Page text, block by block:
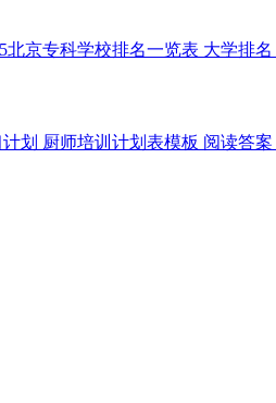
北京专科学校排名一览表 大学排名
划 厨师培训计划表模板 阅读答案